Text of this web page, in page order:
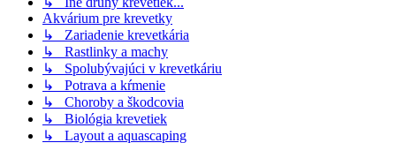
Akvárium pre krevetky
↳ Zariadenie krevetkária
↳ Rastlinky a machy
↳ Spolubývajúci v krevetkáriu
↳ Potrava a kŕmenie
↳ Choroby a škodcovia
↳ Biológia krevetiek
↳ Layout a aquascaping